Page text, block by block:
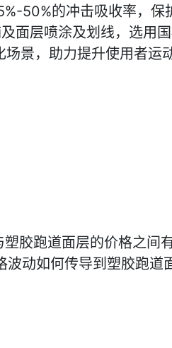
50%的冲击吸收率，保
面层喷涂及划线，选用
景，助力提升使用者运
胶跑道面层的价格之间
动如何传导到塑胶跑道